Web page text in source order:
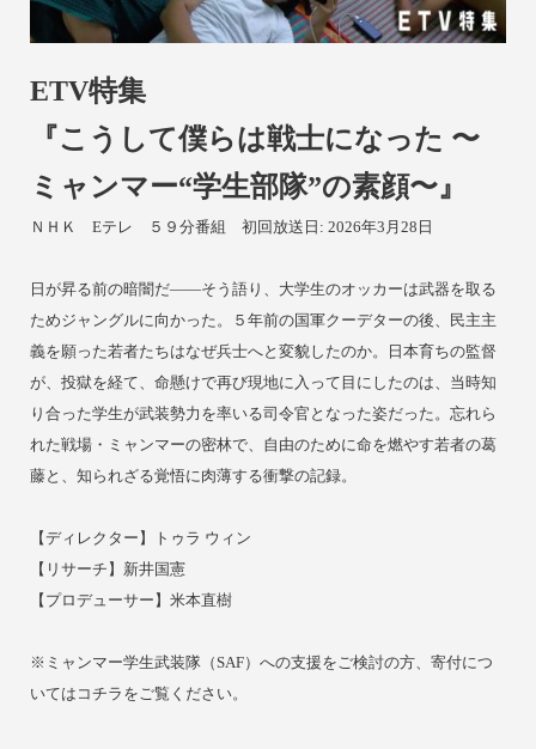
ETV特集
『こうして僕らは戦士になった 〜
ミャンマー“学生部隊”の素顔〜』
ＮＨＫ Eテレ ５９分番組 初回放送日: 2026年3月28日
日が昇る前の暗闇だ——そう語り、大学生のオッカーは武器を取る
ためジャングルに向かった。５年前の国軍クーデターの後、民主主
義を願った若者たちはなぜ兵士へと変貌したのか。日本育ちの監督
が、投獄を経て、命懸けで再び現地に入って目にしたのは、当時知
り合った学生が武装勢力を率いる司令官となった姿だった。忘れら
れた戦場・ミャンマーの密林で、自由のために命を燃やす若者の葛
藤と、知られざる覚悟に肉薄する衝撃の記録。
【ディレクター】トゥラ ウィン
【リサーチ】新井国憲
【 プロデューサー】米本直樹
※ミャンマー学生武装隊（SAF）への支援をご検討の方、 寄付につ
いては コチラ をご覧ください。